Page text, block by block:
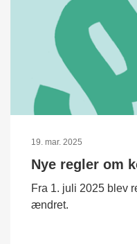
19. mar. 2025
Nye regler om
Fra 1. juli 2025 blev
ændret.